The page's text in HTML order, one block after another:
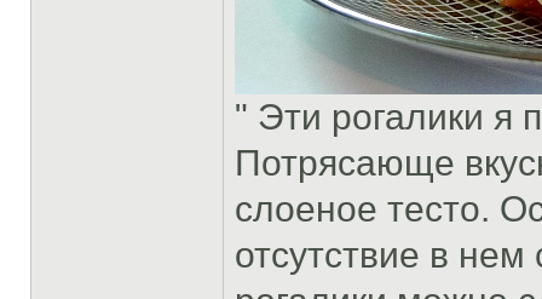
" Эти рогалики я
Потрясающе
слоеное тесто.
отсутствие в